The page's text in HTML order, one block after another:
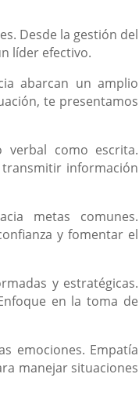
Desde la gestión del
líder efectivo.
abarcan un amplio
te presentamos
verbal como escrita.
información
metas comunes.
y fomentar el
y estratégicas.
en la toma de
emociones. Empatía
manejar situaciones